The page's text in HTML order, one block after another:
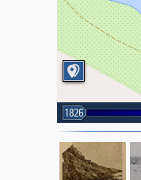
2
1826